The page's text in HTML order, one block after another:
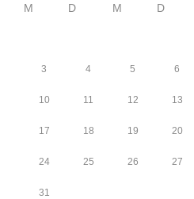
M D M D
3 4 5 6
10 11 12 13
17 18 19 20
24 25 26 27
31